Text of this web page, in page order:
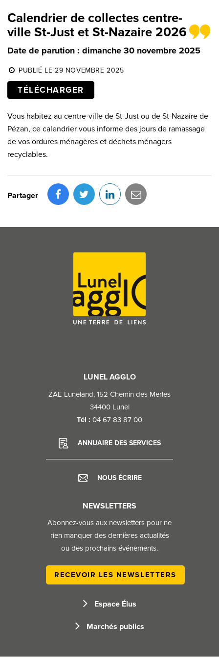
Calendrier de collectes centre-
ville St-Just et St-Nazaire 2026
Date de parution : dimanche 30 novembre 2025
PUBLIÉ LE 29 NOVEMBRE 2025
TÉLÉCHARGER
Vous habitez au centre-ville de St-Just ou de St-Nazaire de
Pézan, ce calendrier vous informe des jours de ramassage
de vos ordures ménagères et déchets ménagers
recyclables.
Partager
LUNEL AGGLO
ZAE Luneland, 152 Chemin des Merles​
34400 Lunel​
Tél : 04 67 83 87 00
ANNUAIRE DES SERVICES
NOUS ÉCRIRE
NEWSLETTERS
Abonnez-vous aux newsletters pour ne
rien manquer des dernières actualités
ou des prochains événements.​
RECEVOIR LES NEWSLETTERS
Espace Élus
Marchés publics